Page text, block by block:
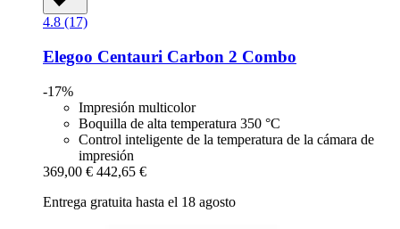
4.8 (17)
Elegoo Centauri Carbon 2 Combo
-17%
Impresión multicolor
Boquilla de alta temperatura 350 °C
Control inteligente de la temperatura de la cámara de
impresión
369,00 € 442,65 €
Entrega gratuita hasta el 18 agosto